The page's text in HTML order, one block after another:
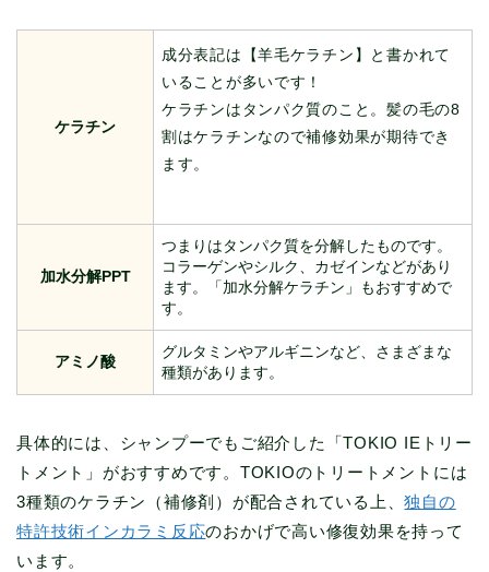
ケラチン
成分表記は【羊毛ケラチン】と書かれて
いることが多いです！
ケラチンはタンパク質のこと。髪の毛の8
割はケラチンなので補修効果が期待でき
ます。
加水分解PPT
つまりはタンパク質を分解したものです。
コラーゲンやシルク、カゼインなどがあり
ます。「加水分解ケラチン」もおすすめで
す。
アミノ酸
グルタミンやアルギニンなど、さまざまな
種類があります。
具体的には、シャンプーでもご紹介した「TOKIO IEトリー
トメント」がおすすめです。TOKIOのトリートメントには
3種類のケラチン（補修剤）が配合されている上、独自の
特許技術インカラミ反応のおかげで高い修復効果を持って
います。